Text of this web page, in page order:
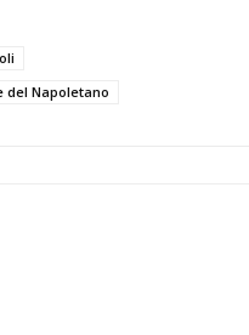
del Napoletano